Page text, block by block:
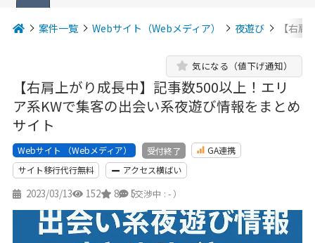
案件一覧 Webサイト（Webメディア） 夜遊び 【右
【右肩上がり成長中】記事数500以上！エリ
ア系KWで集客の出会い系夜遊び情報をまとめ
サイト
気になる（値下げ通知）
Webサイト （Webメディア） 受付終了
GA連携
サイト移行代行無料
アクセス横ばい
2023/03/13 152 8 5
（交渉中 : - ）